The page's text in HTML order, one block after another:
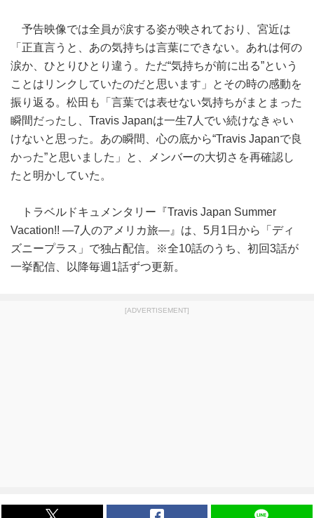
予告映像では全員が涙する姿が映されており、宮近は
「正直言うと、あの気持ちは言葉にできない。あれは何の
涙か、ひとりひとり違う。ただ“気持ちが前に出る”という
ことはリンクしていたのだと思います」とその時の感動を
振り返る。松田も「言葉では表せない気持ちがまとまった
瞬間だったし、Travis Japanは一生7人でい続けなきゃい
けないと思った。あの瞬間、心の底から“Travis Japanで良
かった”と思いました」と、メンバーの大切さを再確認し
たと明かしていた。
トラベルドキュメンタリー『Travis Japan Summer
Vacation!! ―7人のアメリカ旅―』は、5月1日から「ディ
ズニープラス」で独占配信。※全10話のうち、初回3話が
一挙配信、以降毎週1話ずつ更新。
[ADVERTISEMENT]